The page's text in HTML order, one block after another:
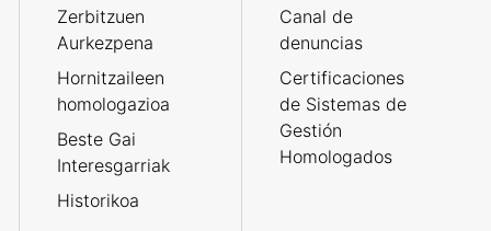
Zerbitzuen
Aurkezpena
Hornitzaileen
homologazioa
Beste Gai
Interesgarriak
Historikoa
Canal de
denuncias
Certificaciones
de Sistemas de
Gestión
Homologados